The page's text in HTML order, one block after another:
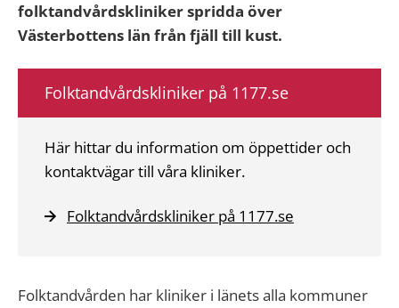
folktandvårdskliniker spridda över
Västerbottens län från fjäll till kust.
Folktandvårdskliniker på 1177.se
Här hittar du information om öppettider och
kontaktvägar till våra kliniker.
Folktandvårdskliniker på 1177.se
Folktandvården har kliniker i länets alla kommuner